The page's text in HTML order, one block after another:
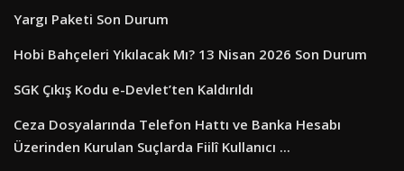
Yargı Paketi Son Durum
Hobi Bahçeleri Yıkılacak Mı? 13 Nisan 2026 Son Durum
SGK Çıkış Kodu e-Devlet’ten Kaldırıldı
Ceza Dosyalarında Telefon Hattı ve Banka Hesabı
Üzerinden Kurulan Suçlarda Fiilî Kullanıcı ...